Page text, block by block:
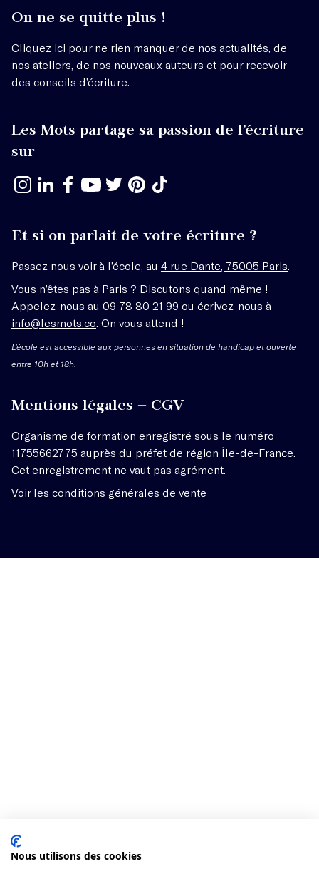
On ne se quitte plus !
Cliquez ici pour ne rien manquer de nos actualités, de
nos ateliers, de nos nouveaux auteurs et pour recevoir
des conseils d’écriture.
Les Mots partage sa passion de l’écriture
sur
Et si on parlait de votre écriture ?
Passez nous voir à l’école, au 4 rue Dante, 75005 Paris.
Vous n’êtes pas à Paris ? Discutons quand même !
Appelez-nous au 09 78 80 21 99 ou écrivez-nous à
info@lesmots.co. On vous attend !
L'école estaccessible aux personnes en situation de handicap et ouverte
entre 10h et 18h.
Mentions légales – CGV
Organisme de formation enregistré sous le numéro
11755662775 auprès du préfet de région Île-de-France.
Cet enregistrement ne vaut pas agrément.
Voir les conditions générales de vente
Nous utilisons des cookies